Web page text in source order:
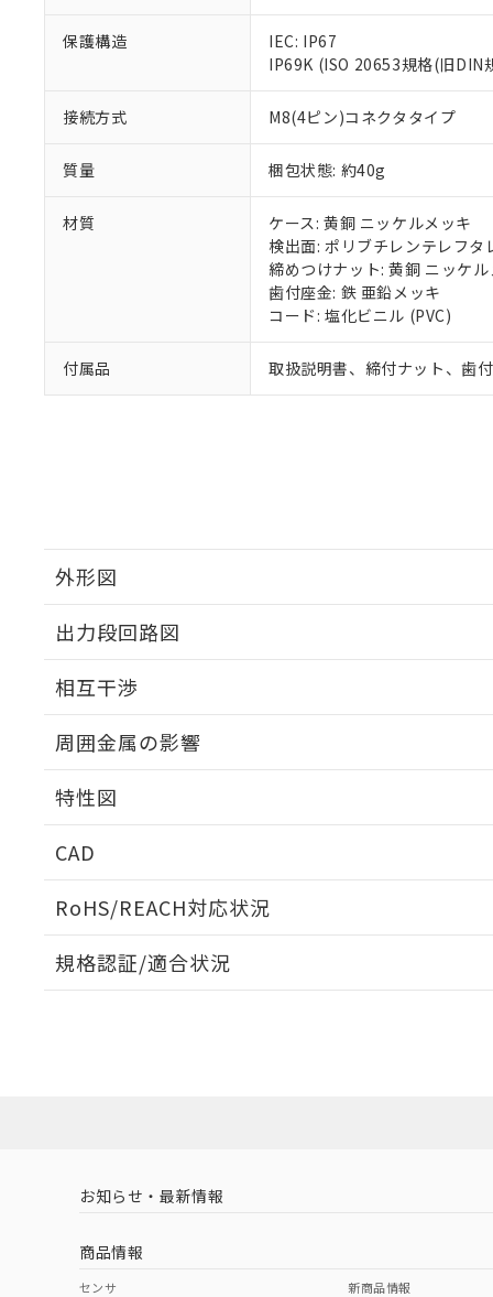
保護構造
IEC: IP67
IP69K (ISO 20653規格(旧DIN
接続方式 M8(4ピン)コネクタタイプ
質量 梱包状態: 約40g
材質
ケース: 黄銅 ニッケルメッキ
検出面: ポリブチレンテレフタ
締めつけナット: 黄銅 ニッケル
歯付座金: 鉄 亜鉛メッキ
コード: 塩化ビニル (PVC)
付属品 取扱説明書、締付ナット、歯
外形図
出力段回路図
相互干渉
周囲金属の影響
l: 4mm以上、φd: 30mm以上、D: 4mm以上、m: 12mm以上
特性図
検出領域
CAD
RoHS/REACH対応状況
EU RoHS 注意事項・凡例
中国 RoHS 注意事項・凡例
中国 RoHS表
規格認証/適合状況
（イギリス
（ノルウェー
お知らせ・最新情報
商品情報
センサ 新商品情報